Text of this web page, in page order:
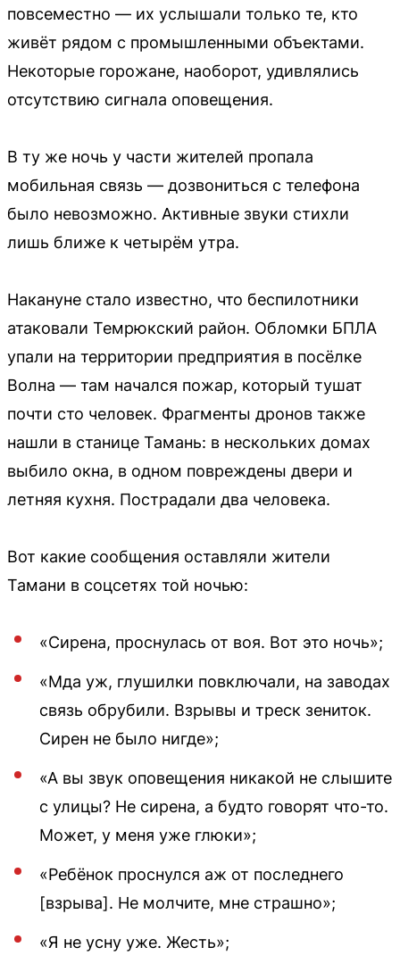
повсеместно — их услышали только те, кто
живёт рядом с промышленными объектами.
Некоторые горожане, наоборот, удивлялись
отсутствию сигнала оповещения.
В ту же ночь у части жителей пропала
мобильная связь — дозвониться с телефона
было невозможно. Активные звуки стихли
лишь ближе к четырём утра.
Накануне стало известно, что беспилотники
атаковали Темрюкский район. Обломки БПЛА
упали на территории предприятия в посёлке
Волна — там начался пожар, который тушат
почти сто человек. Фрагменты дронов также
нашли в станице Тамань: в нескольких домах
выбило окна, в одном повреждены двери и
летняя кухня. Пострадали два человека.
Вот какие сообщения оставляли жители
Тамани в соцсетях той ночью:
«Сирена, проснулась от воя. Вот это ночь»;
«Мда уж, глушилки повключали, на заводах
связь обрубили. Взрывы и треск зениток.
Сирен не было нигде»;
«А вы звук оповещения никакой не слышите
с улицы? Не сирена, а будто говорят что-то.
Может, у меня уже глюки»;
«Ребёнок проснулся аж от последнего
[взрыва]. Не молчите, мне страшно»;
«Я не усну уже. Жесть»;